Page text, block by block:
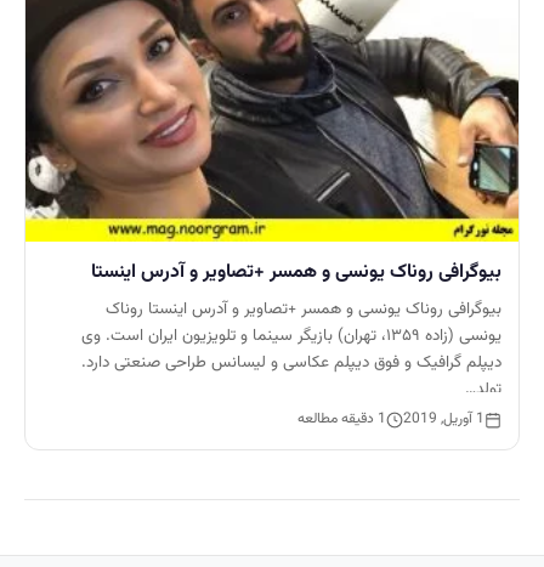
بیوگرافی روناک یونسی و همسر +تصاویر و آدرس اینستا
بیوگرافی روناک یونسی و همسر +تصاویر و آدرس اینستا روناک
یونسی (زاده ۱۳۵۹، تهران) بازیگر سینما و تلویزیون ایران است. وی
دیپلم گرافیک و فوق دیپلم عکاسی و لیسانس طراحی صنعتی دارد.
تولد…
1 آوریل, 2019 1 دقیقه مطالعه